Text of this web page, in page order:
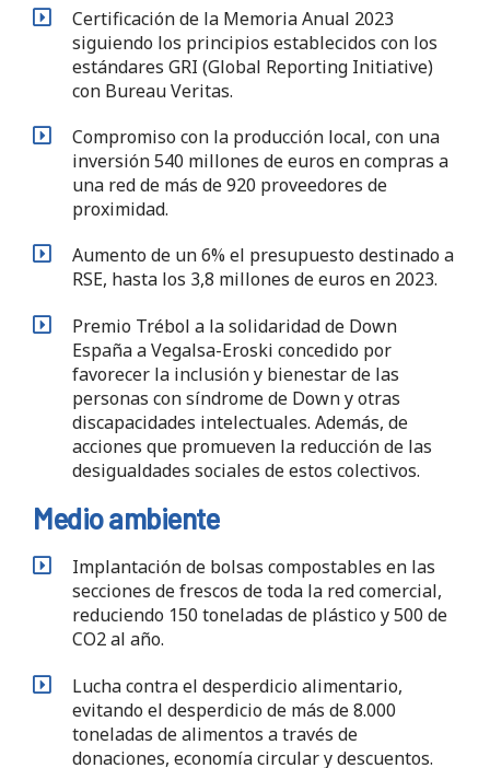
Certificación de la Memoria Anual 2023
siguiendo los principios establecidos con los
estándares GRI (Global Reporting Initiative)
con Bureau Veritas​.
Compromiso con la producción local, con una
inversión 540 millones de euros en compras a
una red de más de 920 proveedores de
proximidad. ​
Aumento de un 6% el presupuesto destinado a
RSE, hasta los 3,8 millones de euros en 2023.
Premio Trébol a la solidaridad de Down
España a Vegalsa-Eroski concedido por
favorecer la inclusión y bienestar de las
personas con síndrome de Down y otras
discapacidades intelectuales. Además, de
acciones que promueven la reducción de las
desigualdades sociales de estos colectivos.
Medio ambiente
Implantación de bolsas compostables en las
secciones de frescos de toda la red comercial,
reduciendo 150 toneladas de plástico y 500 de
CO2 al año.
Lucha contra el desperdicio alimentario,
evitando el desperdicio de más de 8.000
toneladas de alimentos a través de
donaciones, economía circular y descuentos.